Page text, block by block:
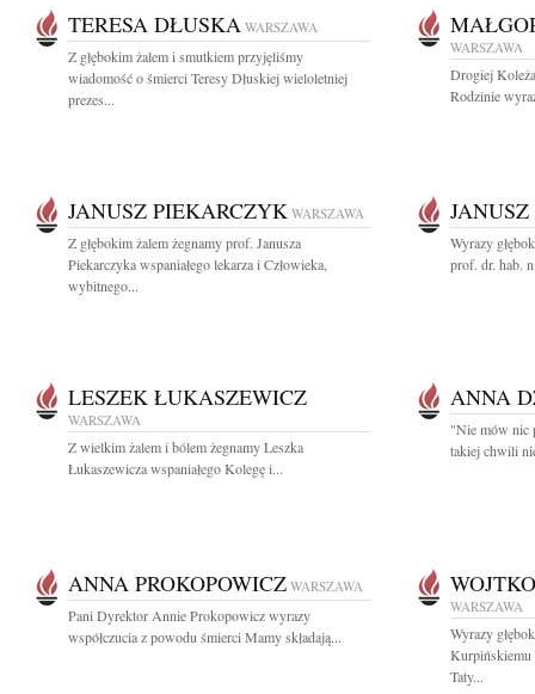
TERESA DŁUSKA WARSZAWA
Z głębokim żalem i smutkiem przyjęliśmy
wiadomość o śmierci Teresy Dłuskiej wieloletniej
prezes...
WARSZAWA
Drogiej
Rodzinie
JANUSZ PIEKARCZYK WARSZAWA
Z głębokim żalem żegnamy prof. Janusza
Piekarczyka wspaniałego lekarza i Człowieka,
wybitnego...
Wyrazy
prof. dr. hab.
LESZEK ŁUKASZEWICZ
WARSZAWA
Z wielkim żalem i bólem żegnamy Leszka
Łukaszewicza wspaniałego Kolegę i...
ANNA
"Nie mów nic
takiej chwili
ANNA PROKOPOWICZ WARSZAWA
Pani Dyrektor Annie Prokopowicz wyrazy
współczucia z powodu śmierci Mamy składają...
WARSZAWA
Wyrazy
Kurpińskiemu
Taty...